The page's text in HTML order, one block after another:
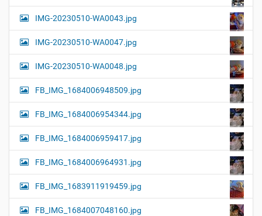
IMG-20230510-WA0043.jpg
IMG-20230510-WA0047.jpg
IMG-20230510-WA0048.jpg
FB_IMG_1684006948509.jpg
FB_IMG_1684006954344.jpg
FB_IMG_1684006959417.jpg
FB_IMG_1684006964931.jpg
FB_IMG_1683911919459.jpg
FB_IMG_1684007048160.jpg